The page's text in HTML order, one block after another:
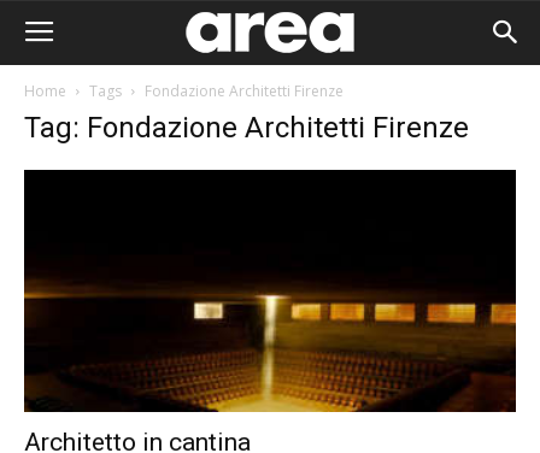
Home Tags Fondazione Architetti Firenze
Tag: Fondazione Architetti Firenze
Architetto in cantina